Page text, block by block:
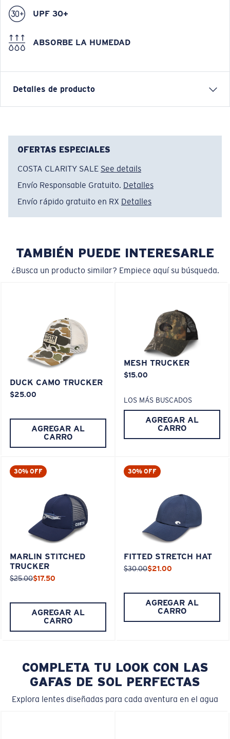
UPF 30+
ABSORBE LA HUMEDAD
Detalles de producto
CARACTERÍSTICAS
• Sarga de algodón lavada
• Borde semiarqueado
• Logotipo bordado de Costa
Nombre del modelo:Mesh Trucker
Artículo n.°:HA 04
OFERTAS ESPECIALES
COSTA CLARITY SALE See details
Envío Responsable Gratuito. Detalles
Envío rápido gratuito en RX Detalles
TAMBIÉN PUEDE INTERESARLE
¿Busca un producto similar? Empiece aquí su búsqueda.
DUCK CAMO TRUCKER
$25.00
AGREGAR AL
CARRO
MESH TRUCKER
$15.00
LOS MÁS BUSCADOS
AGREGAR AL
CARRO
30% OFF
MARLIN STITCHED
TRUCKER
$25.00$17.50
AGREGAR AL
CARRO
30% OFF
FITTED STRETCH HAT
$30.00$21.00
AGREGAR AL
CARRO
COMPLETA TU LOOK CON LAS
GAFAS DE SOL PERFECTAS
Explora lentes diseñadas para cada aventura en el agua